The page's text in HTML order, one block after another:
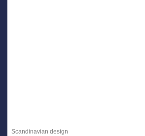
Scandinavian design